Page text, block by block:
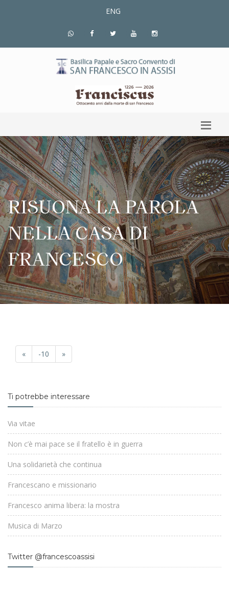
ENG
RISUONA LA PAROLA
NELLA CASA DI
FRANCESCO
« -10 »
Ti potrebbe interessare
Via vitae
Non c’è mai pace se il fratello è in guerra
Una solidarietà che continua
Francescano e missionario
Francesco anima libera: la mostra
Musica di Marzo
Twitter @francescoassisi